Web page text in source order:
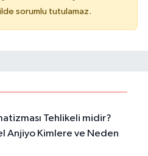
sorumlu tutulamaz.
Tehlikeli midir?
Anjiyo Kimlere ve Neden